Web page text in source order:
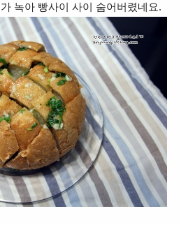
녹아 빵사이 사이 숨어버렸네요.